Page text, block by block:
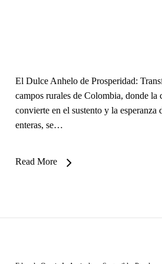
El Dulce Anhelo de Prosperidad:
campos rurales de Colombia, donde la
convierte en el sustento y la esperanza
enteras, se…
Read More